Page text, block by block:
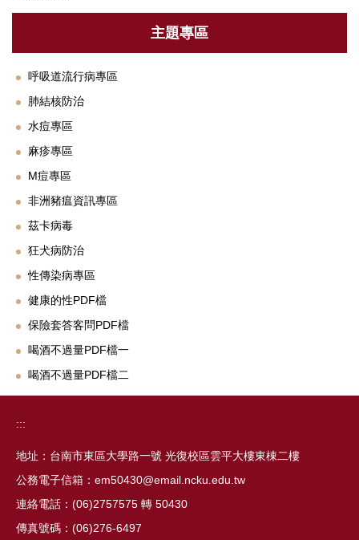
主題專區
呼吸道流行病專區
肺結核防治
水痘專區
麻疹專區
M痘專區
非洲豬瘟資訊專區
茲卡病毒
狂犬病防治
性傳染病專區
健康的性PDF檔
保險套答客問PDF檔
喝酒不過量PDF檔一
喝酒不過量PDF檔二
:::
地址：台南市東區大學路一號 光復校區雲平大樓東棟二樓
公務電子信箱：em50430@email.ncku.edu.tw
連絡電話：(06)2757575 轉 50430
傳真號碼：(06)276-6497